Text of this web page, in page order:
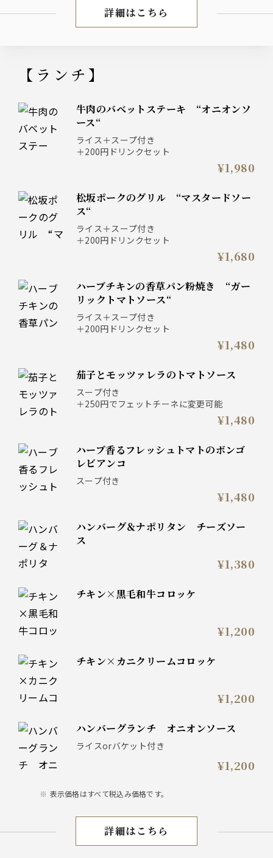
【ランチコース】
詳細はこちら
【ランチ】
牛肉のバベットステーキ “オニオンソ
ース“
ライス＋スープ付き
＋200円ドリンクセット
¥1,980
松坂ポークのグリル “マスタードソー
ス“
ライス＋スープ付き
＋200円ドリンクセット
¥1,680
ハーブチキンの香草パン粉焼き “ガー
リックトマトソース“
ライス＋スープ付き
＋200円ドリンクセット
¥1,480
茄子とモッツァレラのトマトソース
スープ付き
＋250円でフェットチーネに変更可能
¥1,480
ハーブ香るフレッシュトマトのボンゴ
レビアンコ
スープ付き
¥1,480
ハンバーグ＆ナポリタン チーズソー
ス
¥1,380
チキン×黒毛和牛コロッケ
¥1,200
チキン×カニクリームコロッケ
¥1,200
ハンバーグランチ オニオンソース
ライスorバケット付き
¥1,200
表示価格はすべて税込み価格です。
【ランチ】
詳細はこちら